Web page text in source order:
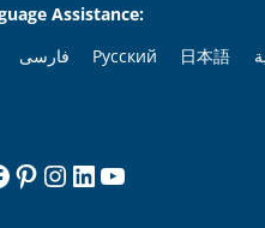
Assistance:
فارسی Русский 日本語
Facebook
Pinterest
Instagram
LinkedIn